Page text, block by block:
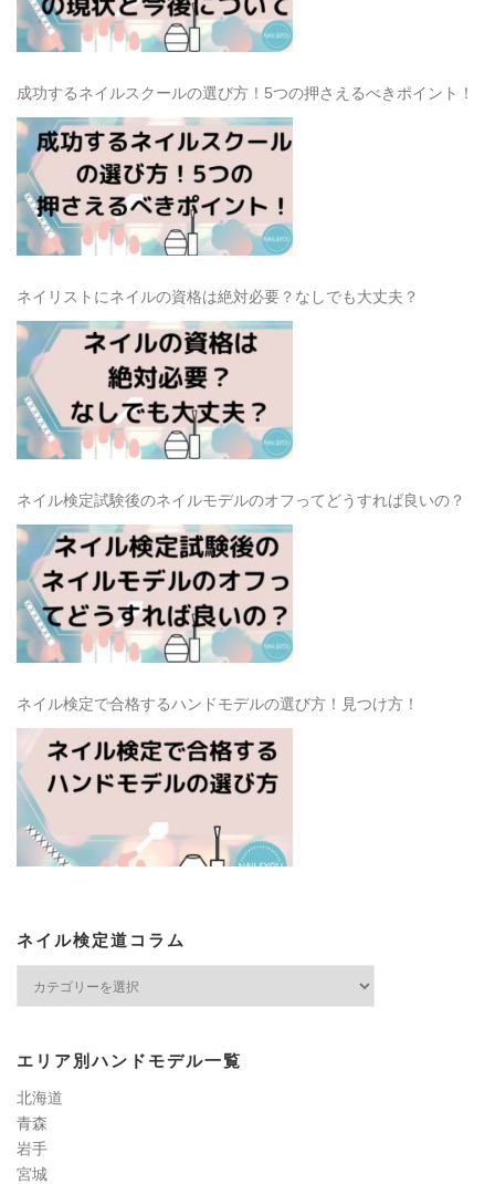
成功するネイルスクールの選び方！5つの押さえるべきポイント！
ネイリストにネイルの資格は絶対必要？なしでも大丈夫？
ネイル検定試験後のネイルモデルのオフってどうすれば良いの？
ネイル検定で合格するハンドモデルの選び方！見つけ方！
ネイル検定道コラム
定
コ
ラ
ム
エリア別ハンドモデル一覧
北海道
青森
岩手
宮城